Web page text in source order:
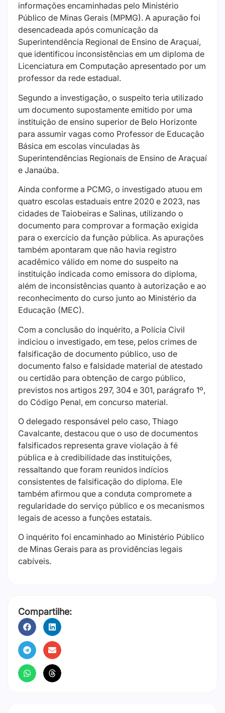
informações encaminhadas pelo Ministério
Público de Minas Gerais (MPMG). A apuração foi
desencadeada após comunicação da
Superintendência Regional de Ensino de Araçuaí,
que identificou inconsistências em um diploma de
Licenciatura em Computação apresentado por um
professor da rede estadual.
Segundo a investigação, o suspeito teria utilizado
um documento supostamente emitido por uma
instituição de ensino superior de Belo Horizonte
para assumir vagas como Professor de Educação
Básica em escolas vinculadas às
Superintendências Regionais de Ensino de Araçuaí
e Janaúba.
Ainda conforme a PCMG, o investigado atuou em
quatro escolas estaduais entre 2020 e 2023, nas
cidades de Taiobeiras e Salinas, utilizando o
documento para comprovar a formação exigida
para o exercício da função pública. As apurações
também apontaram que não havia registro
acadêmico válido em nome do suspeito na
instituição indicada como emissora do diploma,
além de inconsistências quanto à autorização e ao
reconhecimento do curso junto ao Ministério da
Educação (MEC).
Com a conclusão do inquérito, a Polícia Civil
indiciou o investigado, em tese, pelos crimes de
falsificação de documento público, uso de
documento falso e falsidade material de atestado
ou certidão para obtenção de cargo público,
previstos nos artigos 297, 304 e 301, parágrafo 1º,
do Código Penal, em concurso material.
O delegado responsável pelo caso, Thiago
Cavalcante, destacou que o uso de documentos
falsificados representa grave violação à fé
pública e à credibilidade das instituições,
ressaltando que foram reunidos indícios
consistentes de falsificação do diploma. Ele
também afirmou que a conduta compromete a
regularidade do serviço público e os mecanismos
legais de acesso a funções estatais.
O inquérito foi encaminhado ao Ministério Público
de Minas Gerais para as providências legais
cabíveis.
Compartilhe: